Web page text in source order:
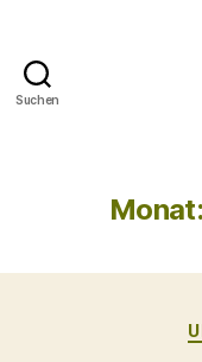
Suchen
Monat: